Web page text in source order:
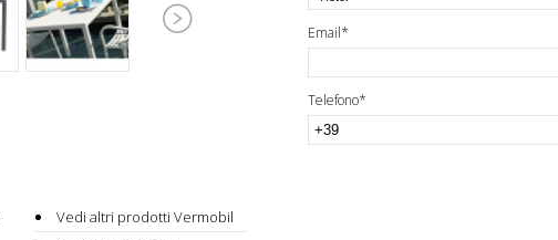
Vedi altri prodotti Vermobil
Email*
Telefono*